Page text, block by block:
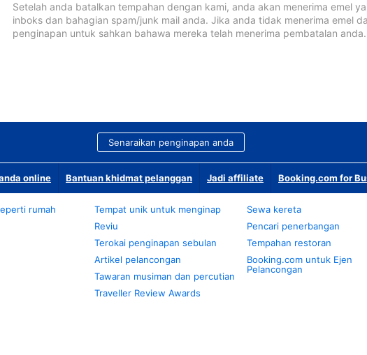
Setelah anda batalkan tempahan dengan kami, anda akan menerima emel
inboks dan bahagian spam/junk mail anda. Jika anda tidak menerima emel
penginapan untuk sahkan bahawa mereka telah menerima pembatalan anda.
Senaraikan penginapan anda
online Bantuan khidmat pelanggan Jadi affiliate Booking.com for
rumah
Tempat unik untuk menginap
Reviu
Terokai penginapan sebulan
Artikel pelancongan
Tawaran musiman dan percutian
Traveller Review Awards
Sewa kereta
Pencari penerbangan
Tempahan restoran
Booking.com untuk Ejen
Pelancongan